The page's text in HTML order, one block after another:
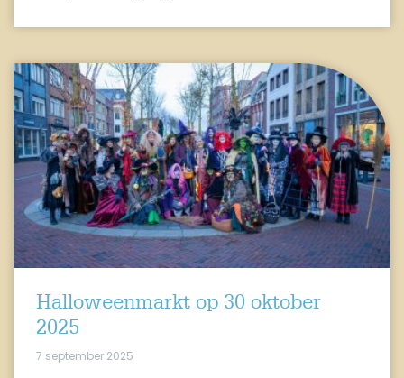
Halloweenmarkt op 30 oktober
2025
7 september 2025